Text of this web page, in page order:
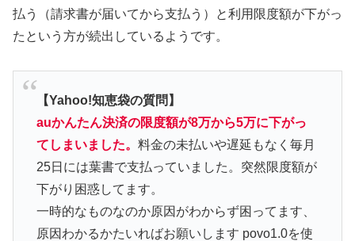
払う（請求書が届いてから支払う）と利用限度額が下がっ
たという方が続出しているようです。
【Yahoo!知恵袋の質問】
auかんたん決済の限度額が8万から5万に下がっ
てしまいました。 料金の未払いや遅延もなく毎月
25日には葉書で支払っていました。突然限度額が
下がり困惑してます。
一時的なものなのか原因がわからず困ってます、
原因わかるかたいればお願いします povo1.0を使